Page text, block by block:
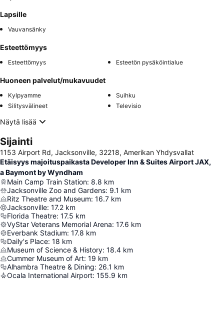
Lapsille
Vauvansänky
Esteettömyys
Esteettömyys Esteetön pysäköintialue
Huoneen palvelut/mukavuudet
Kylpyamme
Suihku
Silitysvälineet
Televisio
Näytä lisää
Sijainti
1153 Airport Rd, Jacksonville, 32218, Amerikan Yhdysvallat
Etäisyys majoituspaikasta Developer Inn & Suites Airport JAX,
a Baymont by Wyndham
Main Camp Train Station: 8.8 km
Jacksonville Zoo and Gardens: 9.1 km
Ritz Theatre and Museum: 16.7 km
Jacksonville: 17.2 km
Florida Theatre: 17.5 km
VyStar Veterans Memorial Arena: 17.6 km
Everbank Stadium: 17.8 km
Daily's Place: 18 km
Museum of Science & History: 18.4 km
Cummer Museum of Art: 19 km
Alhambra Theatre & Dining: 26.1 km
Ocala International Airport: 155.9 km